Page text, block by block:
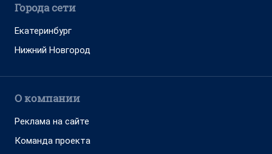
Города сети
Екатеринбург
Нижний Новгород
О компании
Реклама на сайте
Команда проекта